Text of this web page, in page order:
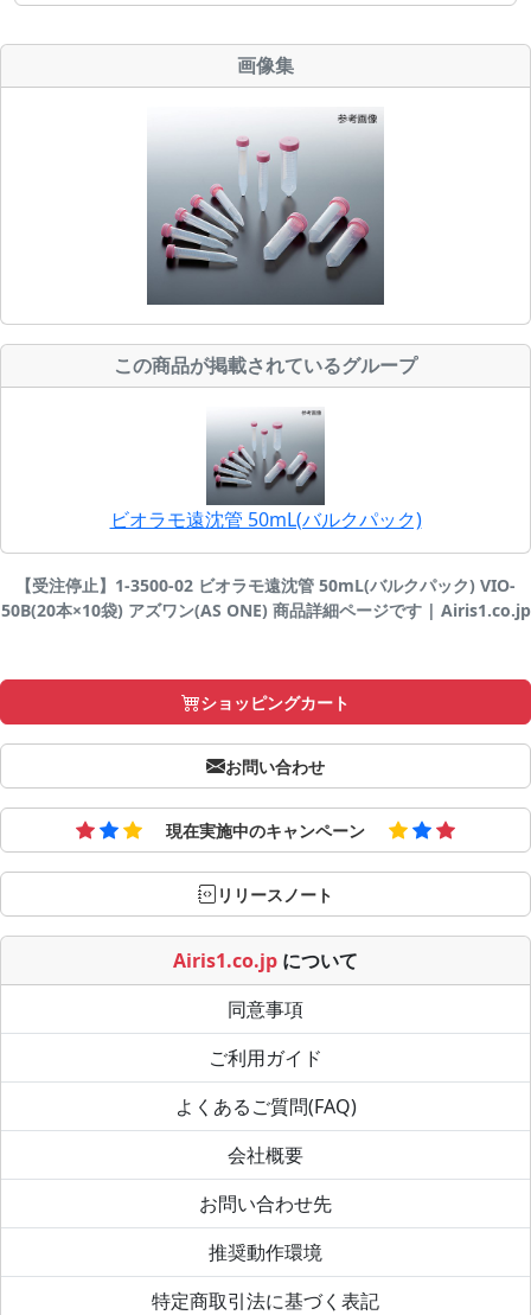
画像集
この商品が掲載されているグループ
ビオラモ遠沈管 50mL(バルクパック)
【受注停止】1-3500-02 ビオラモ遠沈管 50mL(バルクパック) VIO-
50B(20本×10袋) アズワン(AS ONE) 商品詳細ページです | Airis1.co.jp
ショッピングカート
お問い合わせ
現在実施中のキャンペーン
リリースノート
Airis1.co.jp について
同意事項
ご利用ガイド
よくあるご質問(FAQ)
会社概要
お問い合わせ先
推奨動作環境
特定商取引法に基づく表記